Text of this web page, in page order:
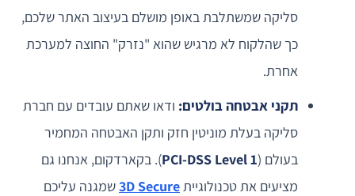
סליקה שמשתלבת באופן מושלם בעיצוב האתר שלכם,
כך שהלקוח לא מרגיש שהוא "נזרק" החוצה למערכת
אחרת.
תקני אבטחה בולטים: ודאו שאתם עובדים עם חברת
סליקה בעלת מוניטין חזק ותקן האבטחה המחמיר
בעולם (PCI-DSS Level 1). בקארדקום, אנחנו גם
מציעים את טכנולוגיית3D Secureשמגנה עליכם